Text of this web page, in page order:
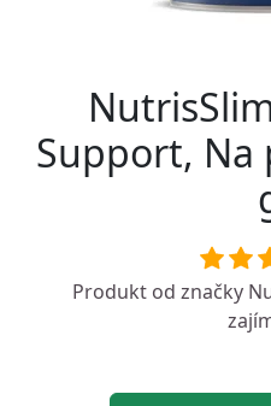
Support, Na
Produkt od značky